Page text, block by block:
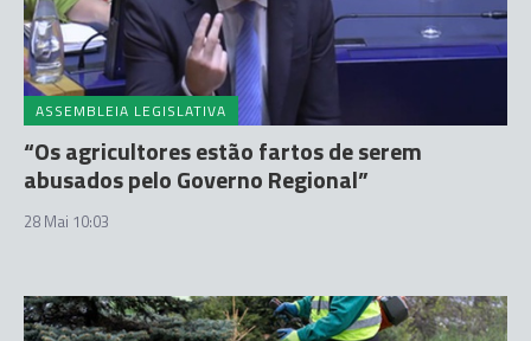
ASSEMBLEIA LEGISLATIVA
“Os agricultores estão fartos de serem
abusados pelo Governo Regional”
28 Mai 10:03